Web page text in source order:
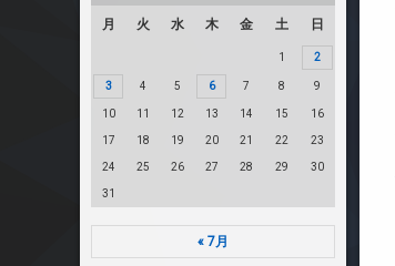
月 火 水 木 金 土 日
1 2
3 4 5 6 7 8 9
10 11 12 13 14 15 16
17 18 19 20 21 22 23
24 25 26 27 28 29 30
31
« 7月